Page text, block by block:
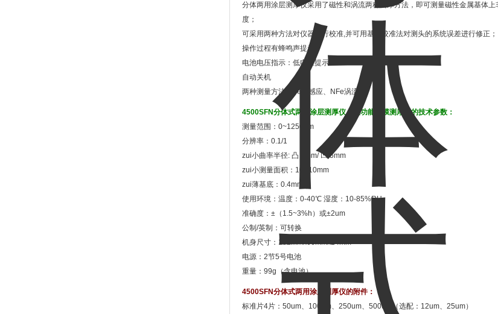
分体两用涂层测厚仪采用了磁性和涡流两种测厚方法，即可测量磁性金属基体
度；
可采用两种方法对仪器进行校准,并可用基本校准法对测头的系统误差进行修正；
操作过程有蜂鸣声提示；
电池电压指示：低电压提示
自动关机
两种测量方法：Fe磁感应、NFe涡流
4500SFN分体式两用涂层测厚仪，双功能漆膜测厚仪的技术参数：
测量范围：0~1250um
分辨率：0.1/1
zui小曲率半径: 凸 5mm/ 凹 5mm
zui小测量面积：10X10mm
zui薄基底：0.4mm
使用环境：温度：0-40℃ 湿度：10-85%RH
准确度：±（1.5~3%h）或±2um
公制/英制：可转换
机身尺寸：102mmx66mmx24mm
电源：2节5号电池
重量：99g（含电池）
4500SFN分体式两用涂层测厚仪的附件：
标准片4片：50um、100um、250um、500um（选配：12um、25um）